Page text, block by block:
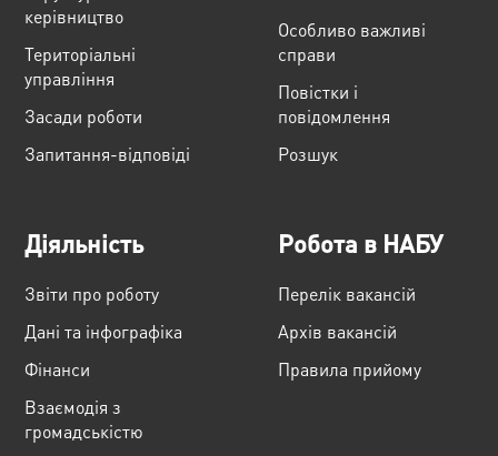
керівництво
Територіальні
управління
Засади роботи
Запитання-відповіді
Особливо важливі
справи
Повістки і
повідомлення
Розшук
Діяльність
Звіти про роботу
Дані та інфографіка
Фінанси
Взаємодія з
громадськістю
Робота в НАБУ
Перелік вакансій
Архів вакансій
Правила прийому